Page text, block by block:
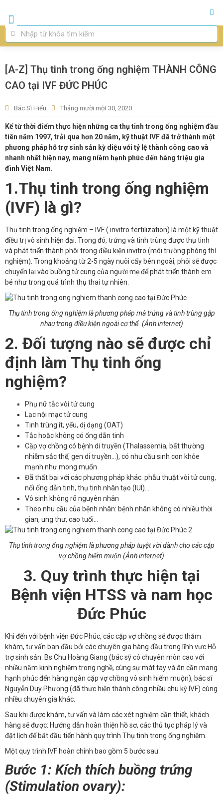
[A-Z] Thụ tinh trong ống nghiệm THÀNH CÔNG
CAO tại IVF ĐỨC PHÚC
Bác Sĩ Hiếu Tháng mười một 30, 2020
Kể từ thời điểm thực hiện những ca thụ tinh trong ống nghiệm đầu
tiên năm 1997, trải qua hơn 20 năm, kỹ thuật IVF đã trở thành một
phương pháp hỗ trợ sinh sản kỳ diệu với tỷ lệ thành công cao và
nhanh nhất hiện nay, mang niềm hạnh phúc đến hàng triệu gia
đình Việt Nam.
1.Thụ tinh trong ống nghiệm
(IVF) là gì?
Thụ tinh trong ống nghiệm – IVF ( invitro fertilization) là một kỹ thuật
điều trị vô sinh hiện đại. Trong đó, trứng và tinh trùng được thụ tinh
và phát triển thành phôi trong điều kiện invitro (môi trường phòng thí
nghiệm). Trong khoảng từ 2-5 ngày nuôi cấy bên ngoài, phôi sẽ được
chuyển lại vào buồng tử cung của người mẹ để phát triển thành em
bé như trong quá trình thụ thai tự nhiên.
Thụ tinh trong ống nghiệm là phương pháp mà trứng và tinh trùng gặp
nhau trong điều kiện ngoài cơ thể. (Ảnh internet)
2. Đối tượng nào sẽ được chỉ
định làm Thụ tinh ống
nghiệm?
Phụ nữ tắc vòi tử cung
Lạc nội mạc tử cung
Tinh trùng ít, yếu, dị dạng (OAT)
Tắc hoặc không có ống dẫn tinh
Cặp vợ chồng có bệnh di truyền (Thalassemia, bất thường
nhiễm sắc thể, gen di truyền…), có nhu cầu sinh con khỏe
mạnh như mong muốn
Đã thất bại với các phương pháp khác: phẫu thuật vòi tử cung,
nối ống dẫn tinh, thụ tinh nhân tạo (IUI)…
Vô sinh không rõ nguyên nhân
Theo nhu cầu của bệnh nhân: bệnh nhân không có nhiều thời
gian, ung thư, cao tuổi…
Thụ tinh trong ống nghiệm là phương pháp tuyệt vời dành cho các cặp
vợ chồng hiếm muộn (Ảnh internet)
3. Quy trình thực hiện tại
Bệnh viện HTSS và nam học
Đức Phúc
Khi đến với bệnh viện Đức Phúc, các cặp vợ chồng sẽ được thăm
khám, tư vấn ban đầu bởi các chuyên gia hàng đầu trong lĩnh vực Hỗ
trợ sinh sản: Bs Chu Hoàng Giang (bác sỹ có chuyên môn cao với
nhiều năm kinh nghiệm trong nghề, cùng sự mát tay và ân cần mang
hạnh phúc đến hàng ngàn cặp vợ chồng vô sinh hiếm muộn), bác sĩ
Nguyễn Duy Phương (đã thực hiện thành công nhiều chu kỳ IVF) cùng
nhiều chuyên gia khác.
Sau khi được khám, tư vấn và làm các xét nghiệm cần thiết, khách
hàng sẽ được: Hướng dẫn hoàn thiện hồ sơ, các thủ tục pháp lý và
đặt lịch để bắt đầu tiến hành quy trình Thụ tinh trong ống nghiệm.
Một quy trình IVF hoàn chỉnh bao gồm 5 bước sau:
Bước 1: Kích thích buồng trứng
(Stimulation ovary):